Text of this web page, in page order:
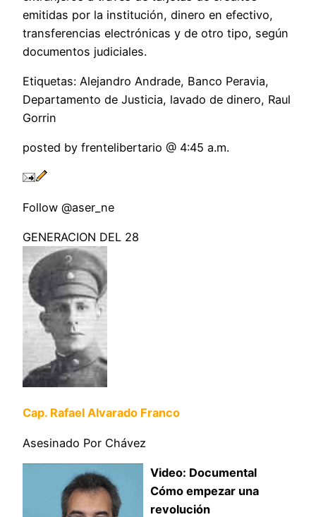
emitidas por la institución, dinero en efectivo,
transferencias electrónicas y de otro tipo, según
documentos judiciales.
Etiquetas: Alejandro Andrade, Banco Peravia,
Departamento de Justicia, lavado de dinero, Raul
Gorrin
posted by frentelibertario @ 4:45 a.m.
Follow @aser_ne
GENERACION DEL 28
Cap. Rafael Alvarado Franco
Asesinado Por Chávez
Video: Documental
Cómo empezar una
revolución